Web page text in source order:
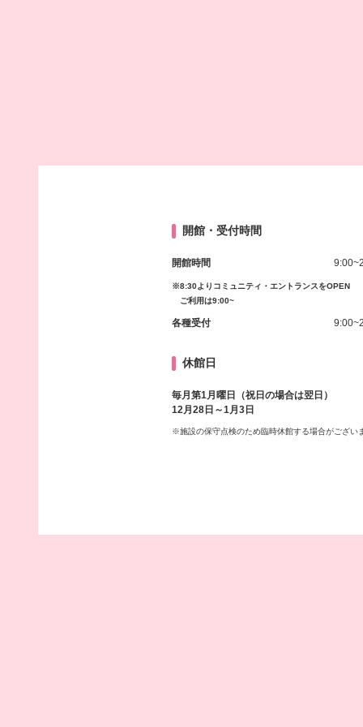
開館・受付時間
開館時間
※8:30よりコミュニティ・エントランスをOPEN
ご利用は9:00~
各種受付
休館日
毎月第1月曜日（祝日の場合は翌日）
12月28日～1月3日
※施設の保守点検のため臨時休館する場合がござい